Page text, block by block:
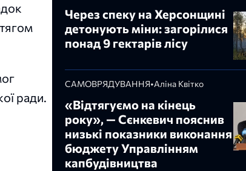
ради.
Через спеку на Херсонщині
детонують міни: загорілися
понад 9 гектарів лісу
САМОВРЯДУВАННЯ•Аліна Квітко
«Відтягуємо на кінець
року», — Сєнкевич пояснив
низькі показники виконання
бюджету Управлінням
капбудівництва